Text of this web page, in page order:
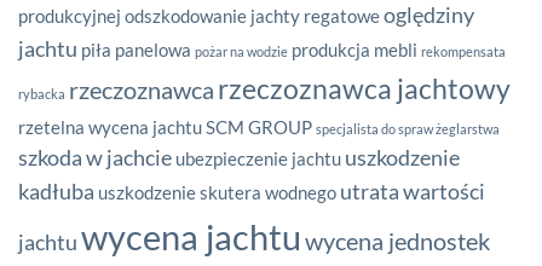
produkcyjnej odszkodowanie jachty regatoweoględziny
jachtu piła panelowa pożar na wodzie produkcja mebli rekompensata
rybacka rzeczoznawca rzeczoznawca jachtowy
rzetelna wycena jachtuSCM GROUP specjalista do spraw żeglarstwa
szkoda w jachcie ubezpieczenie jachtu uszkodzenie
kadłuba uszkodzenie skutera wodnego utrata wartości
jachtuwycena jachtu wycena jednostek